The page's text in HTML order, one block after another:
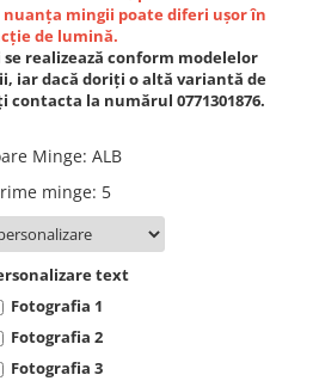
nuanța mingii poate diferi ușor în
de lumină.
realizează conform modelelor
iar dacă doriți o altă variantă de
la numărul 0771301876.
Minge: ALB
minge: 5
text
Fotografia 1
Fotografia 2
Fotografia 3